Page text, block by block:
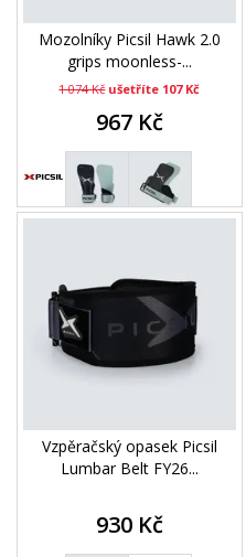
Mozolníky Picsil Hawk 2.0
grips moonless-...
1 074 Kč ušetříte 107 Kč
967 Kč
Vzpěračský opasek Picsil
Lumbar Belt FY26...
930 Kč